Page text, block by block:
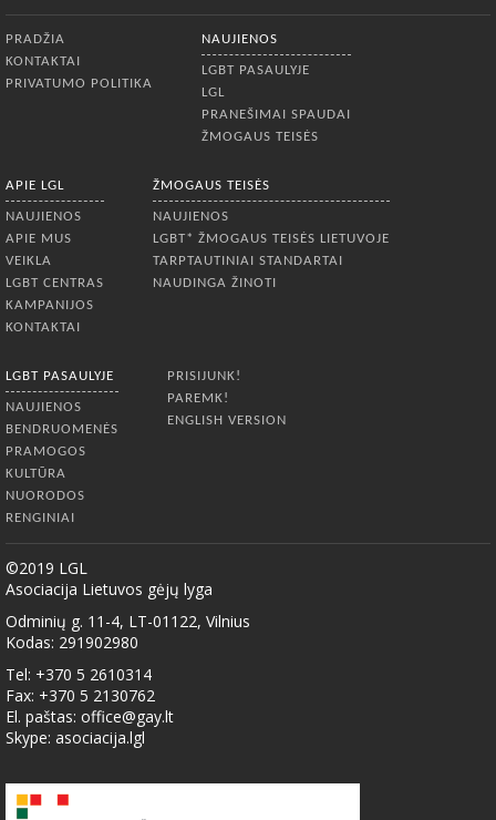
kad neproporcingai apribojusi
socialiniame tinkle „Facebook“ bučinio
nuotrauką paskelbusių ir neapykantą
kurstančių komentarų sulaukusių
ir šeimos gyvenimo gerbimą1368
PRADŽIA
KONTAKTAI
PRIVATUMO POLITIKA
NAUJIENOS
LGBT PASAULYJE
LGL
PRANEŠIMAI SPAUDAI
ŽMOGAUS TEISĖS
APIE LGL
NAUJIENOS
APIE MUS
VEIKLA
LGBT CENTRAS
KAMPANIJOS
KONTAKTAI
ŽMOGAUS TEISĖS
NAUJIENOS
LGBT* ŽMOGAUS TEISĖS LIETUVOJE
TARPTAUTINIAI STANDARTAI
NAUDINGA ŽINOTI
LGBT PASAULYJE
NAUJIENOS
BENDRUOMENĖS
PRAMOGOS
KULTŪRA
NUORODOS
RENGINIAI
PRISIJUNK!
PAREMK!
ENGLISH VERSION
©2019 LGL
Asociacija Lietuvos gėjų lyga
Odminių g. 11-4, LT-01122, Vilnius
Kodas: 291902980
Tel: +370 5 2610314
Fax: +370 5 2130762
El. paštas: office@gay.lt
Skype: asociacija.lgl